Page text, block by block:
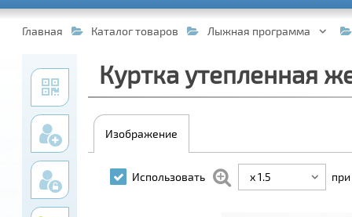
Главная Каталог товаров Лыжная программа
Куртка утепленная
Изображение
x 1.5
Использовать